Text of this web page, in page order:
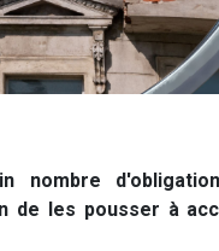
de les pousser à